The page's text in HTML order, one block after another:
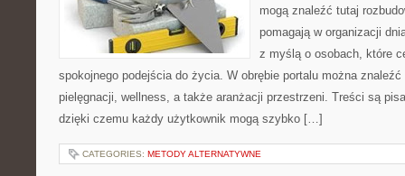
mogą znaleźć tutaj
pomagają w organizacji
z myślą o osobach, które
spokojnego podejścia do życia. W obrębie portalu można
pielęgnacji, wellness, a także aranżacji przestrzeni. Treści są
dzięki czemu każdy użytkownik mogą szybko […]
CATEGORIES: METODY ALTERNATYWNE